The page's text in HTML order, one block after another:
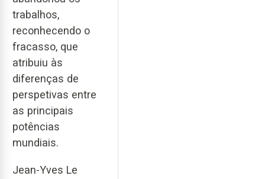
trabalhos,
reconhecendo o
fracasso, que
atribuiu às
diferenças de
perspetivas entre
as principais
potências
mundiais.
Jean-Yves Le